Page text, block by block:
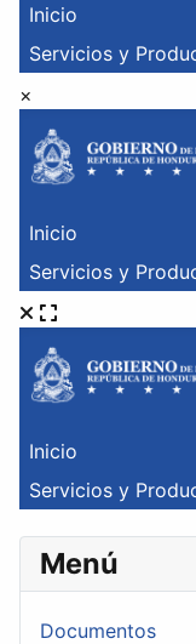
Menú
Documentos
×